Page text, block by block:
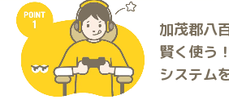
加茂郡八
賢く使う
システム